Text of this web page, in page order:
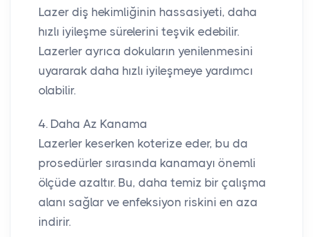
Lazer diş hekimliğinin hassasiyeti, daha
hızlı iyileşme sürelerini teşvik edebilir.
Lazerler ayrıca dokuların yenilenmesini
uyararak daha hızlı iyileşmeye yardımcı
olabilir.
4. Daha Az Kanama
Lazerler keserken koterize eder, bu da
prosedürler sırasında kanamayı önemli
ölçüde azaltır. Bu, daha temiz bir çalışma
alanı sağlar ve enfeksiyon riskini en aza
indirir.